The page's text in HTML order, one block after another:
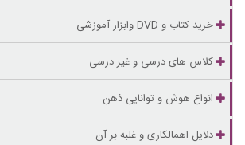
خرید کتاب و DVD وابزار آموزشی
کلاس های درسی و غیر درسی
انواع هوش و توانایی ذهن
دلایل اهمالکاری و غلبه بر آن